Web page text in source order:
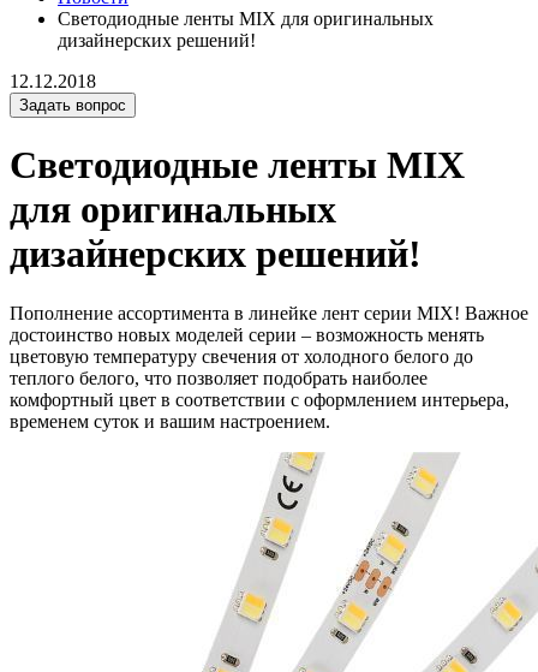
Светодиодные ленты MIX для оригинальных
дизайнерских решений!
12.12.2018
Задать вопрос
Светодиодные ленты MIX
для оригинальных
дизайнерских решений!
Пополнение ассортимента в линейке лент серии MIX! Важное
достоинство новых моделей серии – возможность менять
цветовую температуру свечения от холодного белого до
теплого белого, что позволяет подобрать наиболее
комфортный цвет в соответствии с оформлением интерьера,
временем суток и вашим настроением.